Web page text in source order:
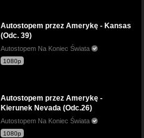
Autostopem przez Amerykę - Kansas
(Odc. 39)
Autostopem Na Koniec Świata
1080p
Autostopem przez Amerykę -
Kierunek Nevada (Odc.26)
Autostopem Na Koniec Świata
1080p